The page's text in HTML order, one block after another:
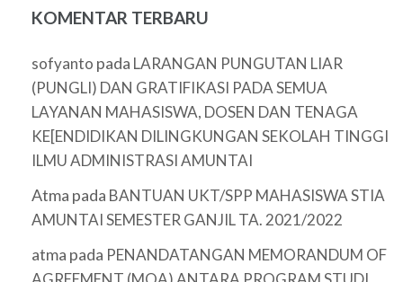
KOMENTAR TERBARU
sofyanto pada LARANGAN PUNGUTAN LIAR
(PUNGLI) DAN GRATIFIKASI PADA SEMUA
LAYANAN MAHASISWA, DOSEN DAN TENAGA
KE[ENDIDIKAN DILINGKUNGAN SEKOLAH TINGGI
ILMU ADMINISTRASI AMUNTAI
Atma pada BANTUAN UKT/SPP MAHASISWA STIA
AMUNTAI SEMESTER GANJIL TA. 2021/2022
atma pada PENANDATANGAN MEMORANDUM OF